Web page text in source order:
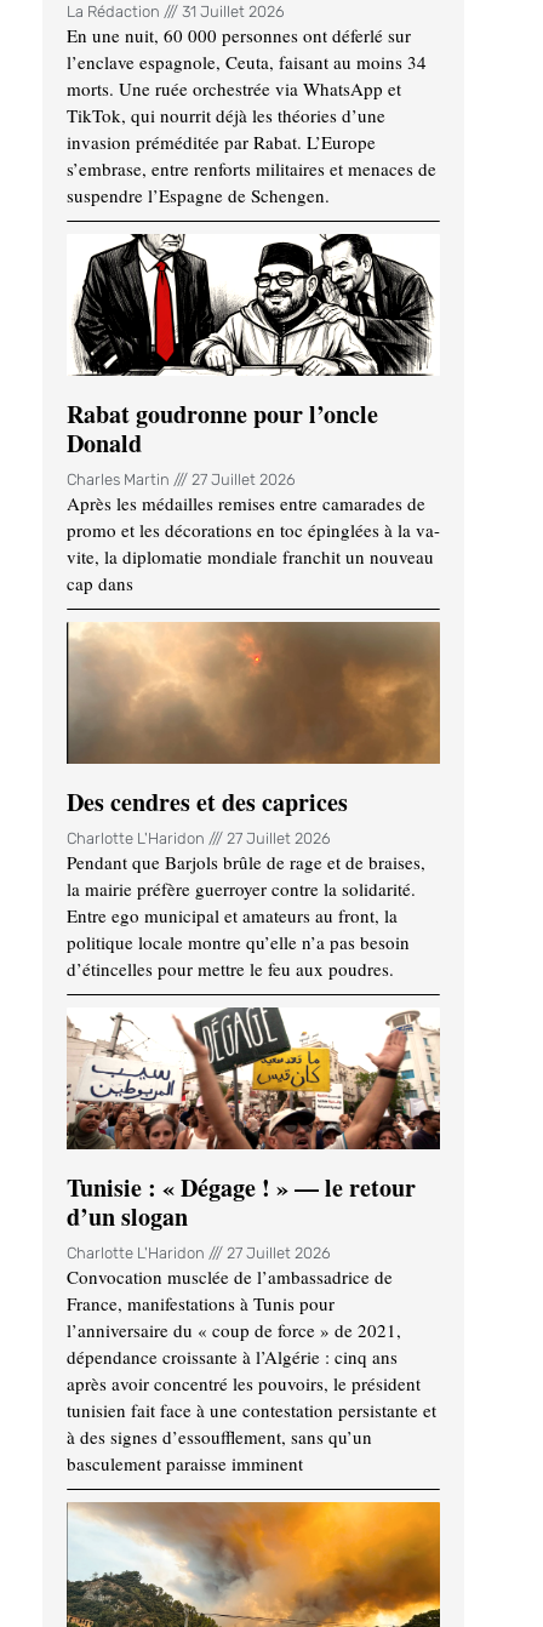
La Rédaction 31 Juillet 2026
En une nuit, 60 000 personnes ont déferlé sur
l’enclave espagnole, Ceuta, faisant au moins 34
morts. Une ruée orchestrée via WhatsApp et
TikTok, qui nourrit déjà les théories d’une
invasion préméditée par Rabat. L’Europe
s’embrase, entre renforts militaires et menaces de
suspendre l’Espagne de Schengen.
Rabat goudronne pour l’oncle
Donald
Charles Martin 27 Juillet 2026
Après les médailles remises entre camarades de
promo et les décorations en toc épinglées à la va-
vite, la diplomatie mondiale franchit un nouveau
cap dans
Des cendres et des caprices
Charlotte L'Haridon 27 Juillet 2026
Pendant que Barjols brûle de rage et de braises,
la mairie préfère guerroyer contre la solidarité.
Entre ego municipal et amateurs au front, la
politique locale montre qu’elle n’a pas besoin
d’étincelles pour mettre le feu aux poudres.
Tunisie : « Dégage ! » — le retour
d’un slogan
Charlotte L'Haridon 27 Juillet 2026
Convocation musclée de l’ambassadrice de
France, manifestations à Tunis pour
l’anniversaire du « coup de force » de 2021,
dépendance croissante à l’Algérie : cinq ans
après avoir concentré les pouvoirs, le président
tunisien fait face à une contestation persistante et
à des signes d’essoufflement, sans qu’un
basculement paraisse imminent